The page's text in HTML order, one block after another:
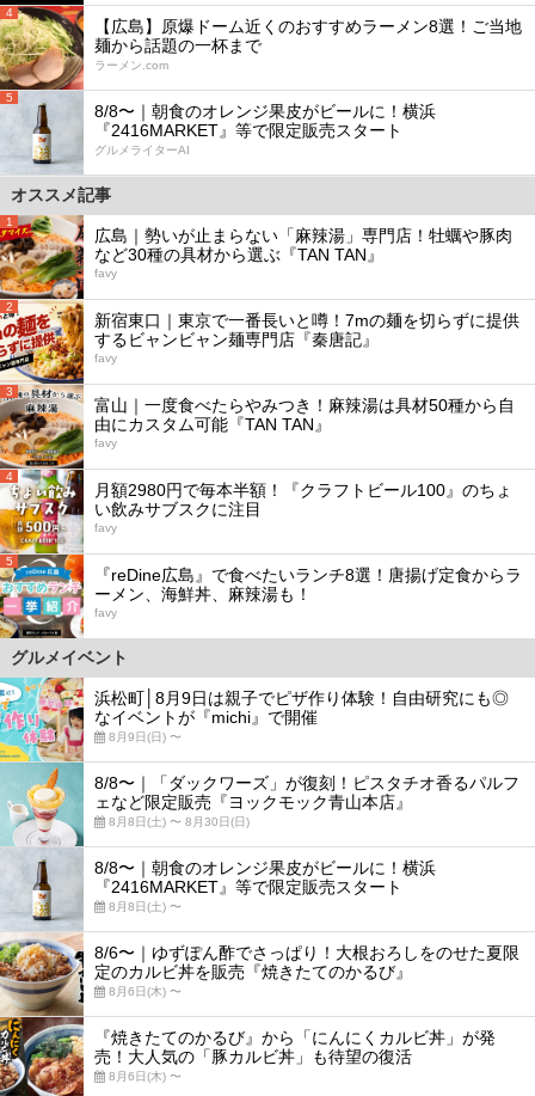
4
【広島】原爆ドーム近くのおすすめラーメン8選！ご当地
麺から話題の一杯まで
ラーメン.com
5
8/8〜｜朝食のオレンジ果皮がビールに！横浜
『2416MARKET』等で限定販売スタート
グルメライターAI
オススメ記事
1
広島｜勢いが止まらない「麻辣湯」専門店！牡蠣や豚肉
など30種の具材から選ぶ『TAN TAN』
favy
2
新宿東口｜東京で一番長いと噂！7mの麺を切らずに提供
するビャンビャン麺専門店『秦唐記』
favy
3
富山｜一度食べたらやみつき！麻辣湯は具材50種から自
由にカスタム可能『TAN TAN』
favy
4
月額2980円で毎本半額！『クラフトビール100』のちょ
い飲みサブスクに注目
favy
5
『reDine広島』で食べたいランチ8選！唐揚げ定食からラ
ーメン、海鮮丼、麻辣湯も！
favy
グルメイベント
浜松町│8月9日は親子でピザ作り体験！自由研究にも◎
なイベントが『michi』で開催
8月9日(日) 〜
8/8〜｜「ダックワーズ」が復刻！ピスタチオ香るパルフ
ェなど限定販売『ヨックモック青山本店』
8月8日(土) 〜 8月30日(日)
8/8〜｜朝食のオレンジ果皮がビールに！横浜
『2416MARKET』等で限定販売スタート
8月8日(土) 〜
8/6〜｜ゆずぽん酢でさっぱり！大根おろしをのせた夏限
定のカルビ丼を販売『焼きたてのかるび』
8月6日(木) 〜
『焼きたてのかるび』から「にんにくカルビ丼」が発
売！大人気の「豚カルビ丼」も待望の復活
8月6日(木) 〜